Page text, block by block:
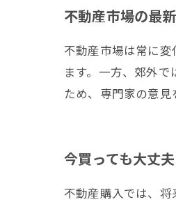
不動産市場の最
不動産市場は常に
ます。一方、郊外
ため、専門家の意見
今買っても大丈
不動産購入では、